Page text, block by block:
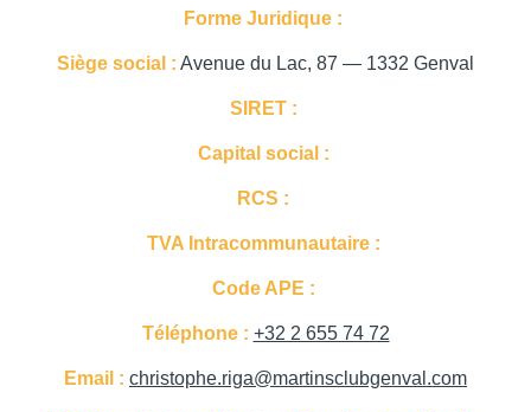
Forme Juridique :
Siège social : Avenue du Lac, 87 — 1332 Genval
SIRET :
Capital social :
RCS :
TVA Intracommunautaire :
Code APE :
Téléphone : +32 2 655 74 72
Email : christophe.riga@martinsclubgenval.com